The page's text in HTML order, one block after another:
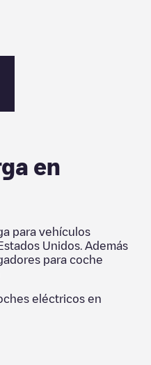
en
para vehículos
Unidos . Además
para coche
eléctricos en